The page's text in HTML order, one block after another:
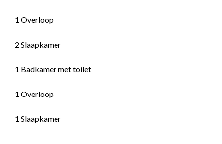
1 Overloop
2 Slaapkamer
1 Badkamer met toilet
1 Overloop
1 Slaapkamer